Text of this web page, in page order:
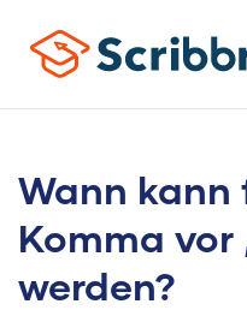
Wann kann
Komma vor
werden?